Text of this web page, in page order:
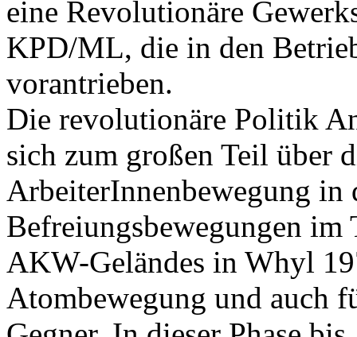
eine Revolutionäre
KPD/ML, die in den
vorantrieben.
Die revolutionäre Politik
sich zum großen Teil über
ArbeiterInnenbewegung
Befreiungsbewegungen
AKW-Geländes in Whyl
Atombewegung und auch